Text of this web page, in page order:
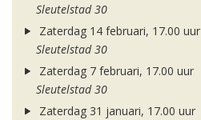
Sleutelstad 30
Zaterdag 14 februari, 17.00 uur
Sleutelstad 30
Zaterdag 7 februari, 17.00 uur
Sleutelstad 30
Zaterdag 31 januari, 17.00 uur